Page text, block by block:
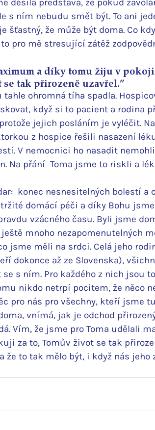
děsila představa, že pokud
s ním nebudu smět být. To ani
šťastný, že může být doma. Co
pro mě stresující zátěž
a díky tomu žiju v pokoji
tak přirozeně uzavřel.”
ohromná tíha spadla.
když si to pacient a rodina
jejich posláním je vyléčit.
z hospice řešili nasazení
V nemocnici ho nasadit
Na přání  Toma jsme to riskli a
konec nesnesitelných bolestí a
domácí péči a díky Bohu
vzácného času. Byli jsme
mnoho nezapomenutelných
jsme měli na srdci. Celá jeho
dokonce až ze Slovenska),
s ním. Pro každého z nich jsou
nikdo netrpí pocitem, že něco
pro nás pro všechny, kteří jsme
vnímá, jak je odchod
Vím, že jsme pro Toma udělali
za to, Tomův život se tak
že to tak mělo být, i když nás jeho